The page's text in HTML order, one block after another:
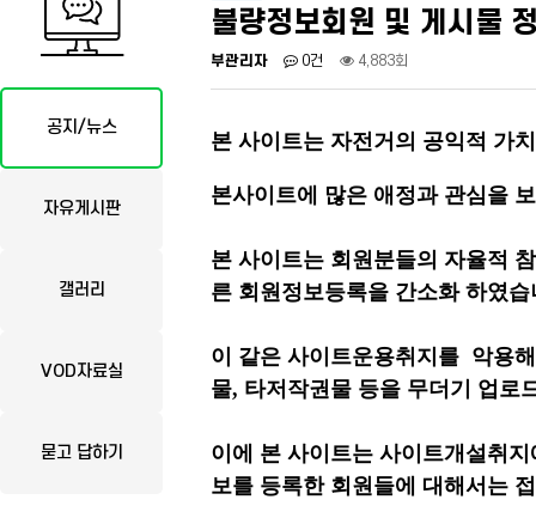
공지/뉴스
자유게시판
갤러리
VOD자료실
묻고 답하기
불량정보회원 및 게시물
부관리자 0건 4,883회
본 사이트는 자전거의 공익적 가
본사이트에 많은 애정과 관심을
본 사이트는 회원분들의 자율적
른 회원정보등록을 간소화 하였습
이 같은 사이트운용취지를 악용
물, 타저작권물 등을 무더기 업로
이에 본 사이트는 사이트개설취
보를 등록한 회원들에 대해서는